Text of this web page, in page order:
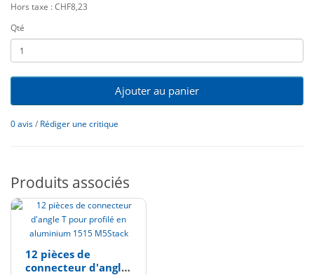
Hors taxe : CHF8,23
Qté
Ajouter au panier
0 avis/ Rédiger une critique
Produits associés
12 pièces de
connecteur d'angle